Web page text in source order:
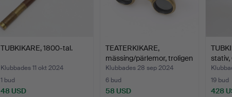
TUBKIKARE, 1800-tal.
Klubbades 11 okt 2024
1 bud
48 USD
TEATERKIKARE,
mässing/pärlemor, troligen
F…
Klubbades 28 sep 2024
6 bud
58 USD
stativ,
19 bud
428